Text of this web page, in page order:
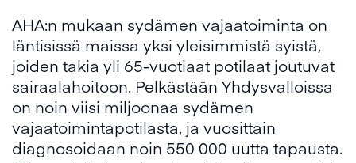
AHA:n mukaan sydämen vajaatoiminta on
läntisissä maissa yksi yleisimmistä syistä,
joiden takia yli 65-vuotiaat potilaat joutuvat
sairaalahoitoon. Pelkästään Yhdysvalloissa
on noin viisi miljoonaa sydämen
vajaatoimintapotilasta, ja vuosittain
diagnosoidaan noin 550 000 uutta tapausta.